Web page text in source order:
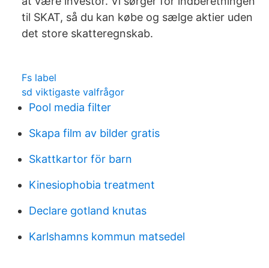
til SKAT, så du kan købe og sælge aktier uden
det store skatteregnskab.
Fs label
sd viktigaste valfrågor
Pool media filter
Skapa film av bilder gratis
Skattkartor för barn
Kinesiophobia treatment
Declare gotland knutas
Karlshamns kommun matsedel